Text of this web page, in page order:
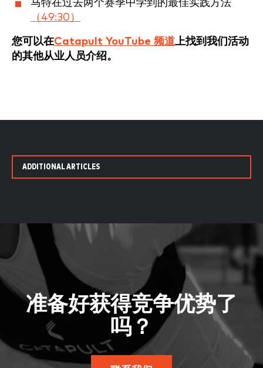
马特在过去两个赛季中学到的最佳实践方法
（49:30）
您可以在Catapult YouTube 频道上找到我们活动
的其他从业人员介绍。
ADDITIONAL ARTICLES
准备好获得竞争优势了
吗？